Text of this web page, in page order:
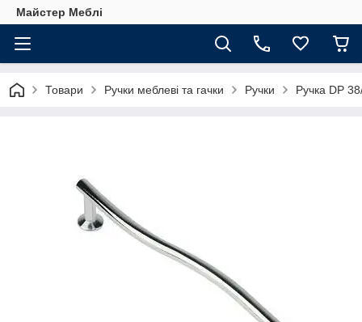
Майстер Меблі
Товари Ручки меблеві та гачки Ручки Ручка DP